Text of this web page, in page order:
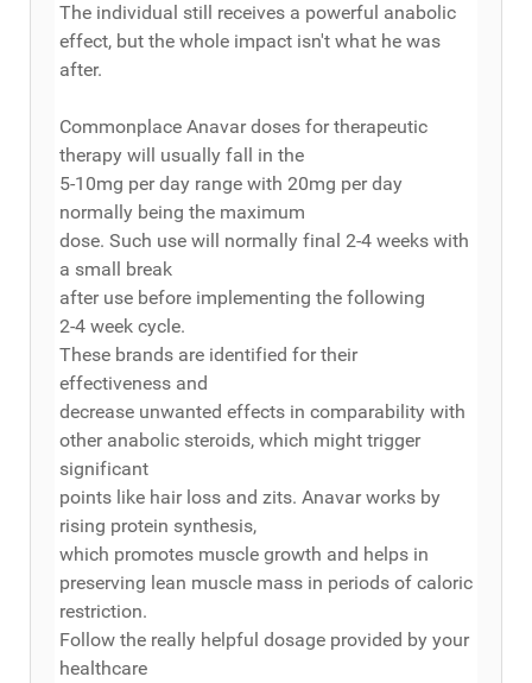
The individual still receives a powerful anabolic
effect, but the whole impact isn't what he was
after.
Commonplace Anavar doses for therapeutic
therapy will usually fall in the
5-10mg per day range with 20mg per day
normally being the maximum
dose. Such use will normally final 2-4 weeks with
a small break
after use before implementing the following
2-4 week cycle.
These brands are identified for their
effectiveness and
decrease unwanted effects in comparability with
other anabolic steroids, which might trigger
significant
points like hair loss and zits. Anavar works by
rising protein synthesis,
which promotes muscle growth and helps in
preserving lean muscle mass in periods of caloric
restriction.
Follow the really helpful dosage provided by your
healthcare